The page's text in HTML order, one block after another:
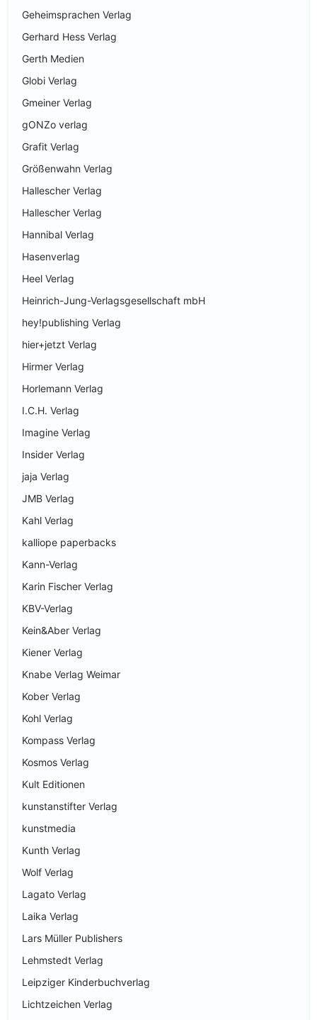
Geheimsprachen Verlag
Gerhard Hess Verlag
Gerth Medien
Globi Verlag
Gmeiner Verlag
gONZo verlag
Grafit Verlag
Größenwahn Verlag
Hallescher Verlag
Hallescher Verlag
Hannibal Verlag
Hasenverlag
Heel Verlag
Heinrich-Jung-Verlagsgesellschaft mbH
hey!publishing Verlag
hier+jetzt Verlag
Hirmer Verlag
Horlemann Verlag
I.C.H. Verlag
Imagine Verlag
Insider Verlag
jaja Verlag
JMB Verlag
Kahl Verlag
kalliope paperbacks
Kann-Verlag
Karin Fischer Verlag
KBV-Verlag
Kein&Aber Verlag
Kiener Verlag
Knabe Verlag Weimar
Kober Verlag
Kohl Verlag
Kompass Verlag
Kosmos Verlag
Kult Editionen
kunstanstifter Verlag
kunstmedia
Kunth Verlag
Wolf Verlag
Lagato Verlag
Laika Verlag
Lars Müller Publishers
Lehmstedt Verlag
Leipziger Kinderbuchverlag
Lichtzeichen Verlag